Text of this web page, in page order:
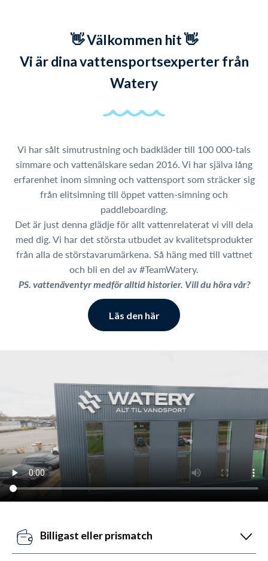
👋 Välkommen hit 👋
Vi är dina vattensportsexperter från
Watery
Vi har sålt simutrustning och badkläder till 100 000-tals
simmare och vattenälskare sedan 2016. Vi har själva lång
erfarenhet inom simning och vattensport som sträcker sig
från elitsimning till öppet vatten-simning och
paddleboarding.
Det är just denna glädje för allt vattenrelaterat vi vill dela
med dig. Vi har det största utbudet av kvalitetsprodukter
från alla de störstavarumärkena. Så häng med till vattnet
och bli en del av #TeamWatery.
PS. vattenäventyr medför alltid historier. Vill du höra vår?
Läs den här
Billigast eller prismatch
Våra pris-robotar uppdaterar dagligen alla våra priser